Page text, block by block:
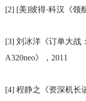
[2] [美]彼得·科汉《领
[3] 刘冰洋《订单大战
A320neo》，2011
[4] 程静之《资深机长